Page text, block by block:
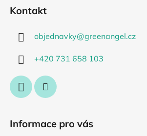
Kontakt
objednavky@greenangel.cz
+420 731 658 103
Informace pro vás